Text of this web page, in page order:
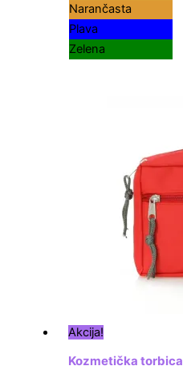
Narančasta
Plava
Zelena
Akcija!
Kozmetička torbica